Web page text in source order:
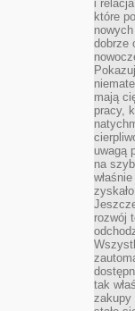
i
które
dobrze
mają
pracy,
uwagą
na
rozwój
tak
zakupy